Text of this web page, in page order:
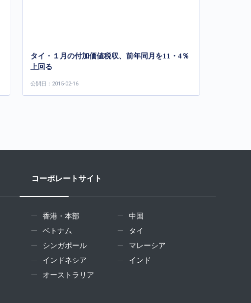
タイ・１月の付加価値税収、前年同月を11・4％
上回る
公開日：2015-02-16
コーポレートサイト
香港・本部
中国
ベトナム
タイ
シンガポール
マレーシア
インドネシア
インド
オーストラリア